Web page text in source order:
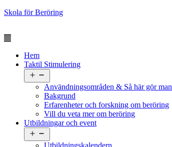
Skola för Beröring
Hem
Taktil Stimulering
meny
Användningsområden & Så här gör man
Bakgrund
Erfarenheter och forskning om beröring
Vill du veta mer om beröring
Utbildningar och event
meny
Utbildningskalendern